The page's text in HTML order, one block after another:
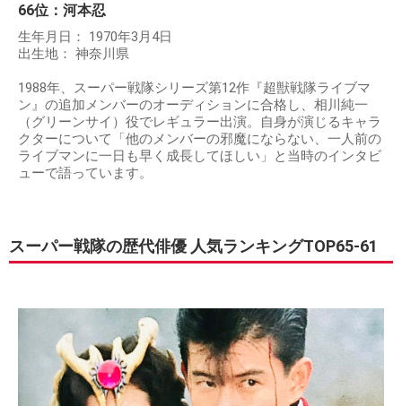
66位：河本忍
生年月日： 1970年3月4日
出生地： 神奈川県
1988年、スーパー戦隊シリーズ第12作『超獣戦隊ライブマ
ン』の追加メンバーのオーディションに合格し、相川純一
（グリーンサイ）役でレギュラー出演。自身が演じるキャラ
クターについて「他のメンバーの邪魔にならない、一人前の
ライブマンに一日も早く成長してほしい」と当時のインタビ
ューで語っています。
スーパー戦隊の歴代俳優 人気ランキングTOP65-61